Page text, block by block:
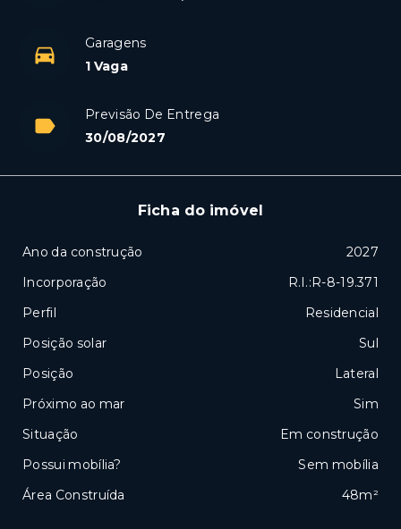
Garagens
1 Vaga
Previsão De Entrega
30/08/2027
Ficha do imóvel
Ano da construção
2027
Incorporação
R.I.:R-8-19.371
Perfil
Residencial
Posição solar
Sul
Posição
Lateral
Próximo ao mar
Sim
Situação
Em construção
Possui mobília?
Sem mobília
Área Construída
48m²